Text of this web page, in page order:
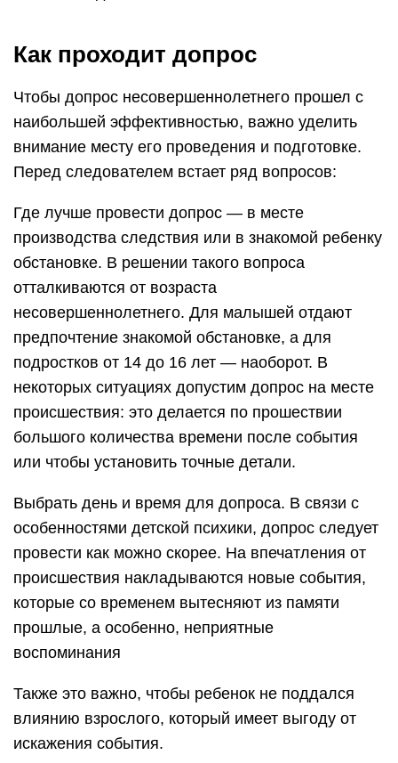
Как проходит допрос
Чтобы допрос несовершеннолетнего прошел с
наибольшей эффективностью, важно уделить
внимание месту его проведения и подготовке.
Перед следователем встает ряд вопросов:
Где лучше провести допрос — в месте
производства следствия или в знакомой ребенку
обстановке. В решении такого вопроса
отталкиваются от возраста
несовершеннолетнего. Для малышей отдают
предпочтение знакомой обстановке, а для
подростков от 14 до 16 лет — наоборот. В
некоторых ситуациях допустим допрос на месте
происшествия: это делается по прошествии
большого количества времени после события
или чтобы установить точные детали.
Выбрать день и время для допроса. В связи с
особенностями детской психики, допрос следует
провести как можно скорее. На впечатления от
происшествия накладываются новые события,
которые со временем вытесняют из памяти
прошлые, а особенно, неприятные
воспоминания
Также это важно, чтобы ребенок не поддался
влиянию взрослого, который имеет выгоду от
искажения события.